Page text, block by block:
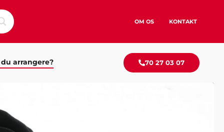
OM OS KONTAKT
arrangere? 70 27 03 07